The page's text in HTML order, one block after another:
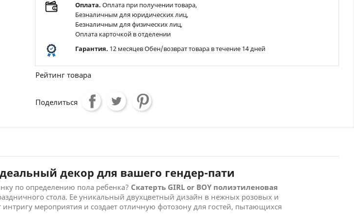
Оплата. Оплата при получении товара,
Безналичным для юридических лиц,
Безналичным для физических лиц,
Оплата карточкой в отделении
Гарантия. 12 месяцев Обен/возврат товара в течение 14 дней
Рейтинг товара
Поделиться
декор для вашего гендер-пати
по определению пола ребенка? Скатерть GIRL or BOY полиэтиленовая
стола. Ее уникальный двухцветный дизайн в нежных розовых и
мероприятия и создает отличную фотозону для гостей, пытающихся